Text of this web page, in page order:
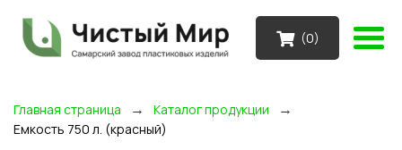
(0)
Главная страница → Каталог продукции →
Емкость 750 л. (красный)